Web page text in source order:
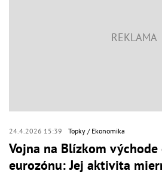
24.4.2026 15:39 Topky Ekonomika
Vojna na Blízkom východe
eurozónu: Jej aktivita